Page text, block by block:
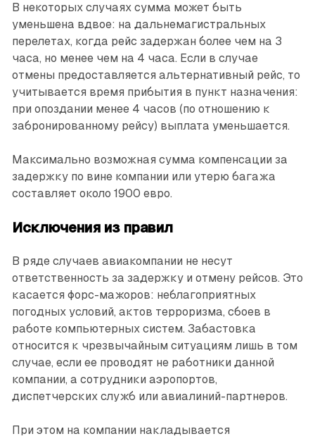
В некоторых случаях сумма может быть
уменьшена вдвое: на дальнемагистральных
перелетах, когда рейс задержан более чем на 3
часа, но менее чем на 4 часа. Если в случае
отмены предоставляется альтернативный рейс, то
учитывается время прибытия в пункт назначения:
при опоздании менее 4 часов (по отношению к
забронированному рейсу) выплата уменьшается.
Максимально возможная сумма компенсации за
задержку по вине компании или утерю багажа
составляет около 1900 евро.
Исключения из правил
В ряде случаев авиакомпании не несут
ответственность за задержку и отмену рейсов. Это
касается форс-мажоров: неблагоприятных
погодных условий, актов терроризма, сбоев в
работе компьютерных систем. Забастовка
относится к чрезвычайным ситуациям лишь в том
случае, если ее проводят не работники данной
компании, а сотрудники аэропортов,
диспетчерских служб или авиалиний-партнеров.
При этом на компании накладывается